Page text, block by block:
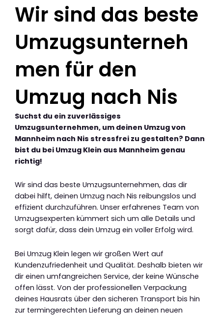
Wir sind das beste
Umzugsunterneh
men für den
Umzug nach Nis
Suchst du ein zuverlässiges
Umzugsunternehmen, um deinen Umzug von
Mannheim nach Nis stressfrei zu gestalten? Dann
bist du bei Umzug Klein aus Mannheim genau
richtig!
Wir sind das beste Umzugsunternehmen, das dir
dabei hilft, deinen Umzug nach Nis reibungslos und
effizient durchzuführen. Unser erfahrenes Team von
Umzugsexperten kümmert sich um alle Details und
sorgt dafür, dass dein Umzug ein voller Erfolg wird.
Bei Umzug Klein legen wir großen Wert auf
Kundenzufriedenheit und Qualität. Deshalb bieten wir
dir einen umfangreichen Service, der keine Wünsche
offen lässt. Von der professionellen Verpackung
deines Hausrats über den sicheren Transport bis hin
zur termingerechten Lieferung an deinen neuen